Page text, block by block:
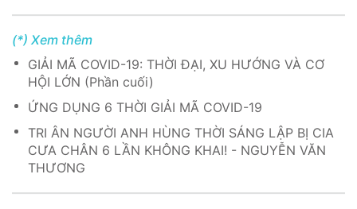
(*) Xem thêm
GIẢI MÃ COVID-19: THỜI ĐẠI, XU HƯỚNG VÀ CƠ
HỘI LỚN (Phần cuối)
ỨNG DỤNG 6 THỜI GIẢI MÃ COVID-19
TRI ÂN NGƯỜI ANH HÙNG THỜI SÁNG LẬP BỊ CIA
CƯA CHÂN 6 LẦN KHÔNG KHAI! - NGUYỄN VĂN
THƯƠNG